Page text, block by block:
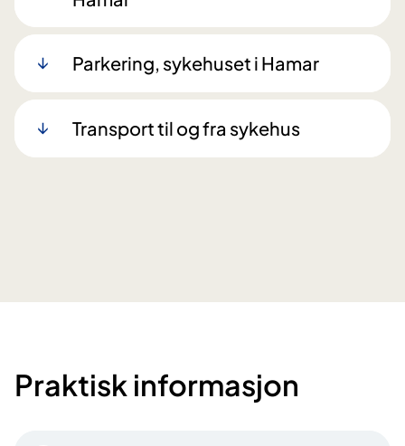
Parkering, sykehuset i Hamar
Transport til og fra sykehus
Praktisk informasjon